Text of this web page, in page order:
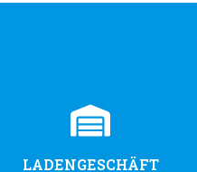
LADENGESCHÄFT